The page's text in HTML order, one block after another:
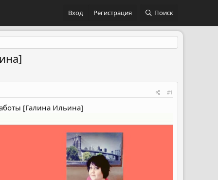
Вход Регистрация Поиск
#1
[Галина Ильина]